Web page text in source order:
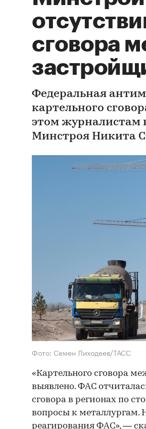
сговора
Федеральная
картельного
этом журналистам
Минстроя Никита
Фото: Семен Лиходеев/ТАСС
«Картельного сговора
выявлено. ФАС
сговора в регионах по
вопросы к металлургам.
реагирования ФАС», —